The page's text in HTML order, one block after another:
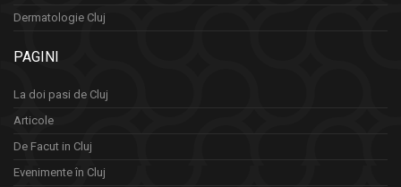
Dermatologie Cluj
PAGINI
La doi pasi de Cluj
Articole
De Facut in Cluj
Evenimente în Cluj